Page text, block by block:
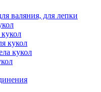
валяния, для лепки
кукол
кукол